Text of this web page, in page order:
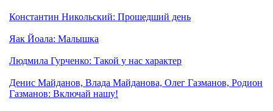
Константин Никольский: Прошедший день
Яак Йоала: Малышка
Людмила Гурченко: Такой у нас характер
Денис Майданов, Влада Майданова, Олег Газманов, Родион
Газманов: Включай нашу!